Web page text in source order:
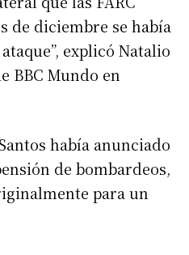
de diciembre se había
explicó Natalio
BBC Mundo en
había anunciado
de bombardeos,
para un